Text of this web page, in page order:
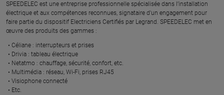
​SPEEDELEC est une entreprise professionnelle spécialisée dans l’installation
électrique et aux compétences reconnues, ​signataire d'un engagement pour
faire partie du dispositif Electriciens Certifiés par Legrand​. SPEEDELEC met en
œuvre des produits des gammes : ​
Céliane : interrupteurs et prises ​
Drivia : tableau électrique ​
Netatmo : chauffage, sécurité, confort, etc.​
Multimédia : réseau, Wi-Fi, prises RJ45​
Visiophone connecté​
Etc.​